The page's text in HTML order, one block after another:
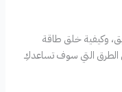
وكيفية خلق طاقة
الطرق التي سوف تساعدكِ